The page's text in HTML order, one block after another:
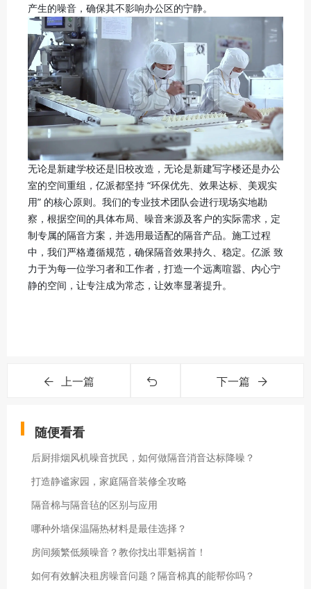
产生的噪音，确保其不影响办公区的宁静。
无论是新建学校还是旧校改造，无论是新建写字楼还是办公
室的空间重组，亿派都坚持 “环保优先、效果达标、美观实
用” 的核心原则。我们的专业技术团队会进行现场实地勘
察，根据空间的具体布局、噪音来源及客户的实际需求，定
制专属的隔音方案，并选用最适配的隔音产品。施工过程
中，我们严格遵循规范，确保隔音效果持久、稳定。亿派 致
力于为每一位学习者和工作者，打造一个远离喧嚣、内心宁
静的空间，让专注成为常态，让效率显著提升。
上一篇 下一篇
随便看看
后厨排烟风机噪音扰民，如何做隔音消音达标降噪？
打造静谧家园，家庭隔音装修全攻略
隔音棉与隔音毡的区别与应用
哪种外墙保温隔热材料是最佳选择？
房间频繁低频噪音？教你找出罪魁祸首！
如何有效解决租房噪音问题？隔音棉真的能帮你吗？